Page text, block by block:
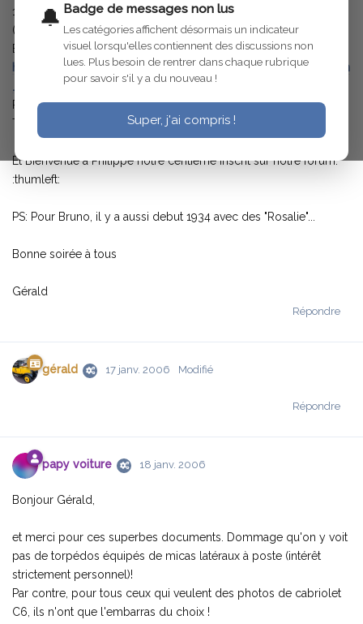
🔔 Badge de messages non lus
Les catégories affichent désormais un indicateur
visuel lorsqu'elles contiennent des discussions non
lues. Plus besoin de rentrer dans chaque rubrique
pour savoir s'il y a du nouveau !
Super, j'ai compris !
1933.
(189 jours de Juin à décembre presque complet :lol: )
Elles sont en ligne sur le
http://perso.wanadoo.fr/gerald.boularand/calendrier_citroen
_1933_1934.htm
Pleins d?images de nos extraordinaires C4 et C6 :D
Toutes versions et modèles confondus :mrgreen:
Et Bienvenue à Philippe notre centième inscrit sur notre forum.
:thumleft:
PS: Pour Bruno, il y a aussi debut 1934 avec des "Rosalie"...
Bonne soirée à tous
Gérald
Répondre
gérald 17 janv. 2006 Modifié
Répondre
papy voiture 18 janv. 2006
Bonjour Gérald,
et merci pour ces superbes documents. Dommage qu'on y voit
pas de torpédos équipés de micas latéraux à poste (intérêt
strictement personnel)!
Par contre, pour tous ceux qui veulent des photos de cabriolet
C6, ils n'ont que l'embarras du choix !